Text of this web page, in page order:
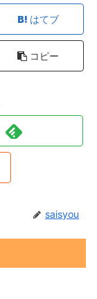
はてブ
コピー
saisyou